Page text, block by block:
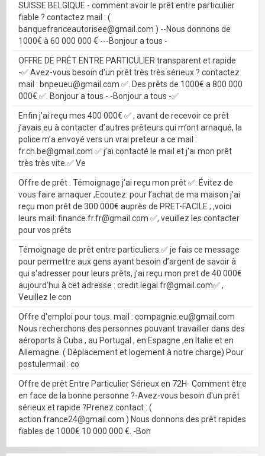
SUISSE BELGIQUE - comment avoir le prêt entre particulier
fiable ? contactez mail : (
banquefranceautorisee@gmail.com ) --Nous donnons de
1000€ à 60 000 000 € ---Bonjour a tous -
OFFRE DE PRÊT ENTRE PARTICULIER transparent et rapide
-✅ Avez-vous besoin d'un prêt très très sérieux ? contactez
mail : bnpeueu@gmail.com ✅. Des prêts de 1000€ a 800 000
000€ ✅. Bonjour a tous - -Bonjour a tous -✅
Enfin j’ai reçu mes 400 000€ ✅ , avant de recevoir ce prêt
j’avais eu à contacter d’autres prêteurs qui m’ont arnaqué, la
police m’a envoyé vers un vrai preteur a ce mail :
fr.ch.be@gmail.com ✅ j’ai contacté le mail et j'ai mon prêt
très très vite.✅ Ve
Offre de prêt . Témoignage j’ai reçu mon prêt ✅: Évitez de
vous faire arnaquer ,Ecoutez: pour l’achat de ma maison j’ai
reçu mon prêt de 300 000€ auprès de PRET-FACILE ; ,voici
leurs mail: finance.fr.fr@gmail.com ✅, veuillez les contacter
pour vos prêts
Témoignage de prêt entre particuliers.✅ je fais ce message
pour permettre aux gens ayant besoin d’argent de savoir à
qui s'adresser pour leurs prêts, j’ai reçu mon pret de 40 000€
aujourd’hui à cet adresse : credit.legal.fr@gmail.com✅ ,
Veuillez le con
Offre d'emploi pour tous. mail : compagnie.eu@gmail.com
Nous recherchons des personnes pouvant travailler dans des
aéroports à Cuba , au Portugal , en Espagne ,en Italie et en
Allemagne. ( Déplacement et logement à notre charge) Pour
postulermail : co
Offre de prêt Entre Particulier Sérieux en 72H- Comment être
en face de la bonne personne ?-Avez-vous besoin d'un prêt
sérieux et rapide ?Prenez contact : (
action.france24@gmail.com ) Nous donnons des prêt rapides
fiables de 1000€ 10 000 000 €. -Bon